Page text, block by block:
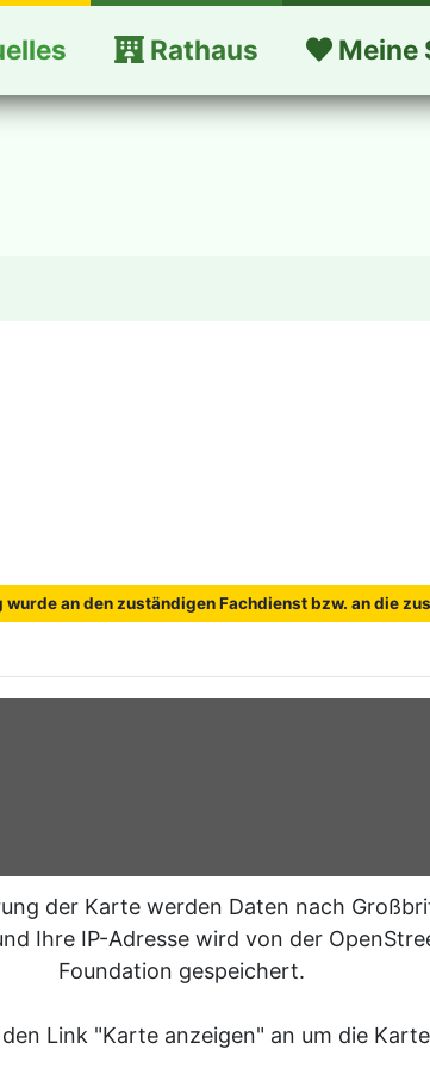
Rathaus Meine
an den zuständigen Fachdienst bzw. an die
der Karte werden Daten nach
Ihre IP-Adresse wird von der
Foundation gespeichert.
Link "Karte anzeigen" an um die